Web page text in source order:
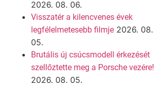
2026. 08. 06.
Visszatér a kilencvenes évek
legfélelmetesebb filmje 2026. 08.
05.
Brutális új csúcsmodell érkezését
szellőztette meg a Porsche vezére!
2026. 08. 05.